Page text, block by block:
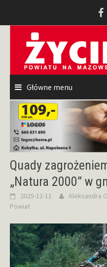
Główne menu
Quady
„Natura 2000” w
2025-12-11 Aleksandra
Powiat